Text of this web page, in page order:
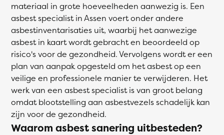
materiaal in grote hoeveelheden aanwezig is. Een
asbest specialist in Assen voert onder andere
asbestinventarisaties uit, waarbij het aanwezige
asbest in kaart wordt gebracht en beoordeeld op
risico's voor de gezondheid. Vervolgens wordt er een
plan van aanpak opgesteld om het asbest op een
veilige en professionele manier te verwijderen. Het
werk van een asbest specialist is van groot belang
omdat blootstelling aan asbestvezels schadelijk kan
zijn voor de gezondheid.
Waarom asbest sanering uitbesteden?